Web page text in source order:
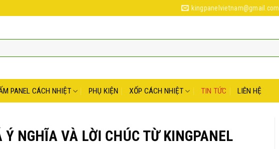
kingpanelvietnam@gmail.com
PANEL CÁCH NHIỆT PHỤ KIỆN XỐP CÁCH NHIỆT TIN TỨC LIÊN HỆ
NGHĨA VÀ LỜI CHÚC TỪ KINGPANEL